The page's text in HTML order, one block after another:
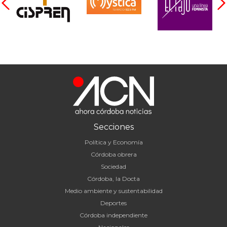
Secciones
Política y Economía
Córdoba obrera
Sociedad
Córdoba, la Docta
Medio ambiente y sustentabilidad
Deportes
Córdoba independiente